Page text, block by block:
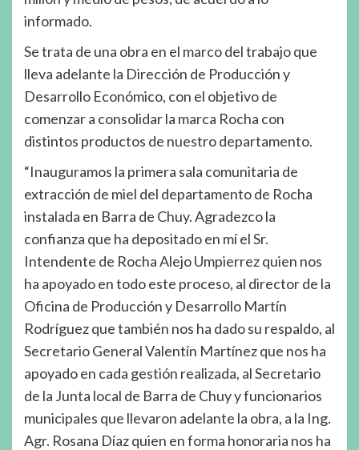
informado.
Se trata de una obra en el marco del trabajo que
lleva adelante la Dirección de Producción y
Desarrollo Económico, con el objetivo de
comenzar a consolidar la marca Rocha con
distintos productos de nuestro departamento.
“Inauguramos la primera sala comunitaria de
extracción de miel del departamento de Rocha
instalada en Barra de Chuy. Agradezco la
confianza que ha depositado en mí el Sr.
Intendente de Rocha Alejo Umpierrez quien nos
ha apoyado en todo este proceso, al director de la
Oficina de Producción y Desarrollo Martín
Rodríguez que también nos ha dado su respaldo, al
Secretario General Valentín Martínez que nos ha
apoyado en cada gestión realizada, al Secretario
de la Junta local de Barra de Chuy y funcionarios
municipales que llevaron adelante la obra, a la Ing.
Agr. Rosana Díaz quien en forma honoraria nos ha